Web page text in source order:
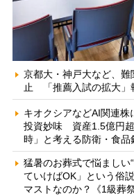
京都大・神戸大など、
止 「推薦入試の拡大」
キオクシアなどAI関連株
投資妙味 資産1.5億円
時」と考える防衛・食品
猛暑のお葬式で悩まし
ていけばOK」という俗
マストなのか？《1級葬